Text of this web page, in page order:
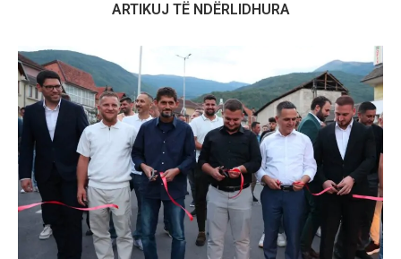
ARTIKUJ TË NDËRLIDHURA